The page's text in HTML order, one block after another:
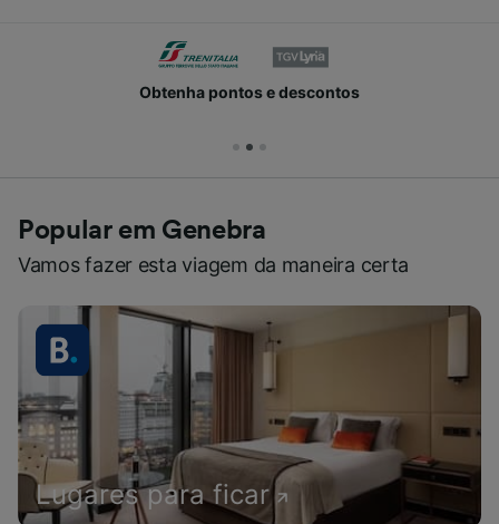
Obtenha pontos e descontos
Popular em Genebra
Vamos fazer esta viagem da maneira certa
Lugares para ficar